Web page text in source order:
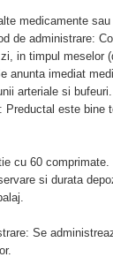
medicamente
de administrare:
in timpul meselor
anunta imediat
arteriale si bufeuri.
Preductal este bine
cu 60 comprimate.
si durata
Se